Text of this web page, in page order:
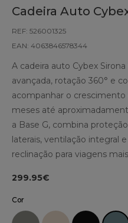
Cadeira Auto
REF: 526001325
EAN: 4063846578344
A cadeira auto Cybex
avançada, rotação 360° e
acompanhar o
meses até
a Base G, combina
laterais, ventilação integral
reclinação para viagens
299.95€
Cor